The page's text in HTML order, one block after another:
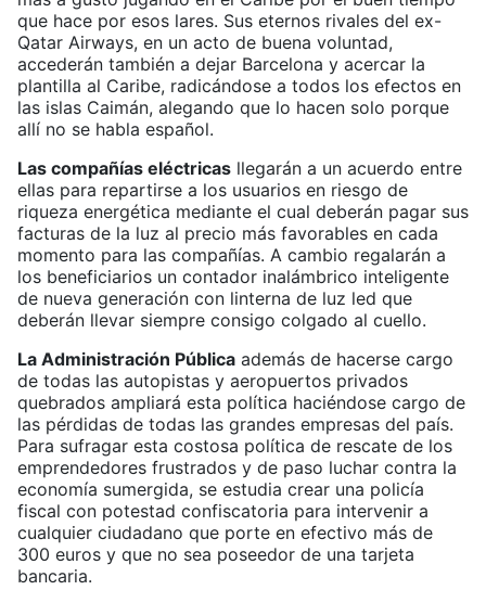
que hace por esos lares. Sus eternos rivales del ex-
Qatar Airways, en un acto de buena voluntad,
accederán también a dejar Barcelona y acercar la
plantilla al Caribe, radicándose a todos los efectos en
las islas Caimán, alegando que lo hacen solo porque
allí no se habla español.
Las compañías eléctricas llegarán a un acuerdo entre
ellas para repartirse a los usuarios en riesgo de
riqueza energética mediante el cual deberán pagar sus
facturas de la luz al precio más favorables en cada
momento para las compañías. A cambio regalarán a
los beneficiarios un contador inalámbrico inteligente
de nueva generación con linterna de luz led que
deberán llevar siempre consigo colgado al cuello.
La Administración Pública además de hacerse cargo
de todas las autopistas y aeropuertos privados
quebrados ampliará esta política haciéndose cargo de
las pérdidas de todas las grandes empresas del país.
Para sufragar esta costosa política de rescate de los
emprendedores frustrados y de paso luchar contra la
economía sumergida, se estudia crear una policía
fiscal con potestad confiscatoria para intervenir a
cualquier ciudadano que porte en efectivo más de
300 euros y que no sea poseedor de una tarjeta
bancaria.